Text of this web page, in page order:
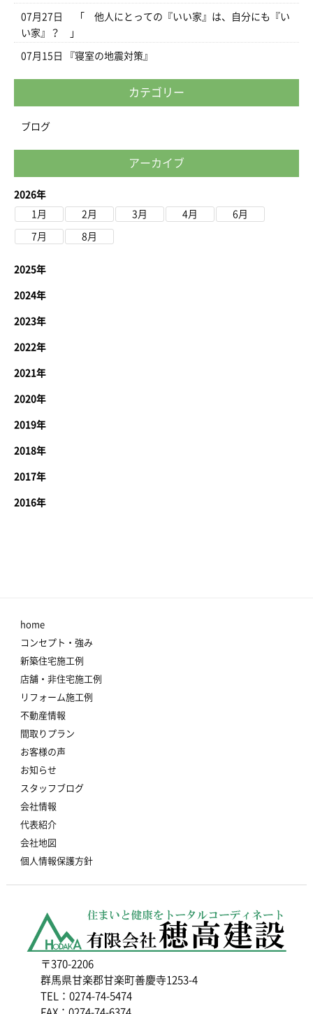
07月27日
「 他人にとっての『いい家』は、自分にも『い
い家』？ 」
07月15日 『寝室の地震対策』
カテゴリー
ブログ
アーカイブ
2026年
1月
2月 3月 4月 6月
7月 8月
2025年
2024年
2023年
2022年
2021年
2020年
2019年
2018年
2017年
2016年
home
コンセプト・強み
新築住宅施工例
店舗・非住宅施工例
リフォーム施工例
不動産情報
間取りプラン
お客様の声
お知らせ
スタッフブログ
会社情報
代表紹介
会社地図
個人情報保護方針
〒370-2206
群馬県甘楽郡甘楽町善慶寺1253-4
TEL：0274-74-5474